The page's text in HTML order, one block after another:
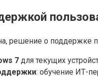
решение о поддержке
7 для текущих
: обучение ИТ-